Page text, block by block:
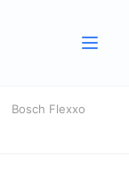
Bosch Flexxo